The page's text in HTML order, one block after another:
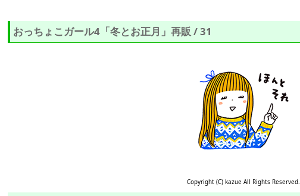
おっちょこガール4「冬とお正月」再販 / 31
Copyright (C) kazue All Rights Reserved.